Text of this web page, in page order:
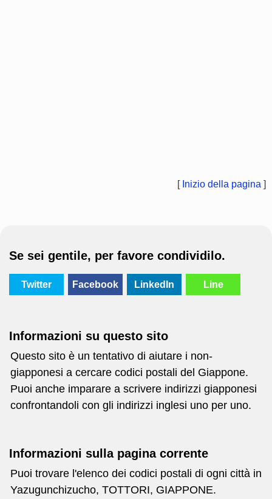
[ Inizio della pagina ]
Se sei gentile, per favore condividilo.
Twitter Facebook LinkedIn Line
Informazioni su questo sito
Questo sito è un tentativo di aiutare i non-
giapponesi a cercare codici postali del Giappone.
Puoi anche imparare a scrivere indirizzi giapponesi
confrontandoli con gli indirizzi inglesi uno per uno.
Informazioni sulla pagina corrente
Puoi trovare l'elenco dei codici postali di ogni città in
Yazugunchizucho, TOTTORI, GIAPPONE.